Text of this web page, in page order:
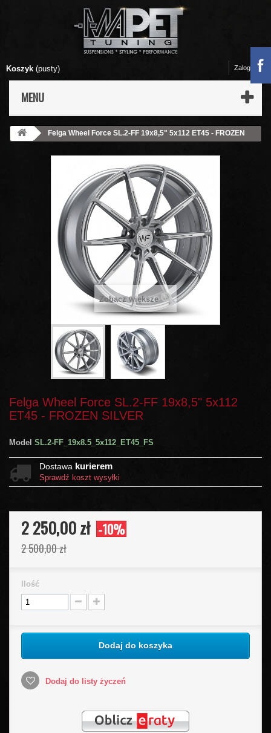
Koszyk (pusty)
MENU
Zaloguj się
Felga Wheel Force SL.2-FF 19x8,5" 5x112 ET45 - FROZEN
Zobacz większe
Felga Wheel Force SL.2-FF 19x8,5" 5x112
ET45 - FROZEN SILVER
Model SL.2-FF_19x8.5_5x112_ET45_FS
Dostawa kurierem
Sprawdź koszt wysyłki
2 250,00 zł -10%
2 500,00 zł
Ilość
Dodaj do koszyka
Dodaj do listy życzeń